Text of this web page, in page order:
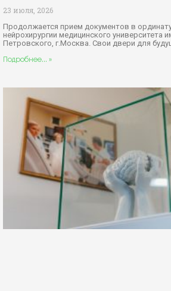
23 июля, 2026
Продолжается прием документов в
нейрохирургии медицинского университета
Петровского, г.Москва. Свои двери для
Подробнее... »